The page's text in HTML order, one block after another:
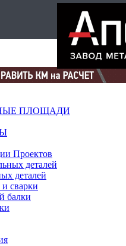
ПЛОЩАДИ
Проектов
деталей
деталей
сварки
балки